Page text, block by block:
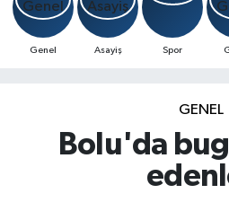
Genel Asayiş Spor
GENEL
Bolu'da